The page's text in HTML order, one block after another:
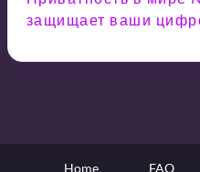
защищает ваши
Home FAQ